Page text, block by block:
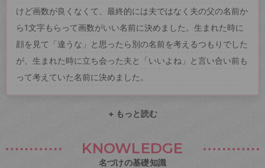
けど画数が良くなくて、最終的には夫ではなく夫の父の名前か
ら1文字もらって画数がいい名前に決めました。生まれた時に
顔を見て「違うな」と思ったら別の名前を考えるつもりでした
が、生まれた時に立ち会った夫と「いいよね」と言い合い前も
って考えていた名前に決めました。
+ もっと読む
KNOWLEDGE
名づけの基礎知識